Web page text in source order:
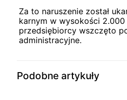
Za to naruszenie został
karnym w wysokości 2.000
przedsiębiorcy wszczęto
administracyjne.
Podobne artykuły